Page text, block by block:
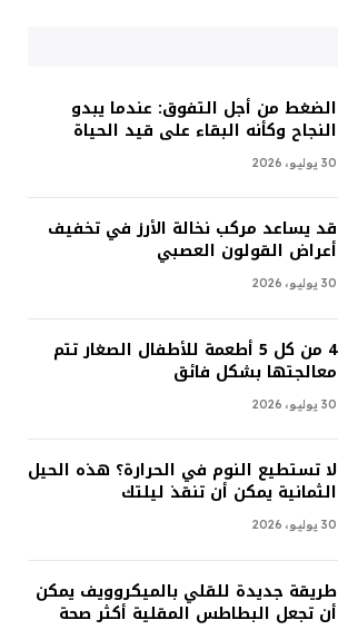
الضغط من أجل التفوق: عندما يبدو
النجاح وكأنه البقاء على قيد الحياة
30 يوليو، 2026
قد يساعد مركب نخالة الأرز في تخفيف
أعراض القولون العصبي
30 يوليو، 2026
4 من كل 5 أطعمة للأطفال الصغار تتم
معالجتها بشكل فائق
30 يوليو، 2026
لا تستطيع النوم في الحرارة؟ هذه الحيل
الثمانية يمكن أن تنقذ ليلتك
30 يوليو، 2026
طريقة جديدة للقلي بالميكروويف يمكن
أن تجعل البطاطس المقلية أكثر صحة